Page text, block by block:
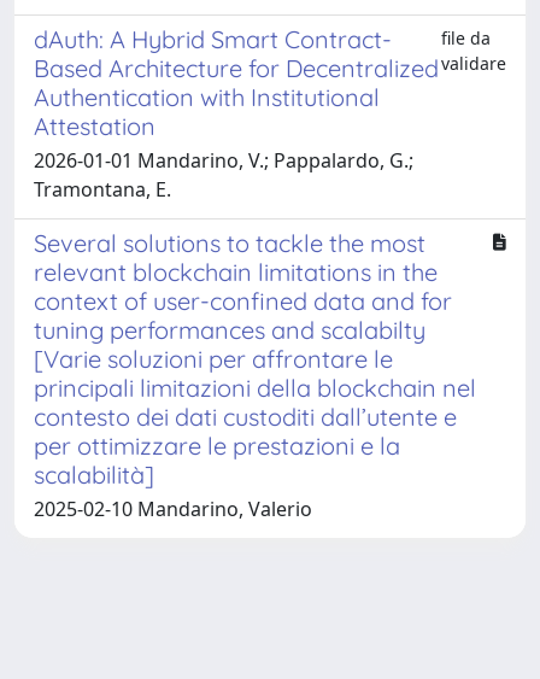
dAuth: A Hybrid Smart Contract-
Based Architecture for Decentralized
Authentication with Institutional
Attestation
file da
validare
2026-01-01 Mandarino, V.; Pappalardo, G.;
Tramontana, E.
Several solutions to tackle the most
relevant blockchain limitations in the
context of user-confined data and for
tuning performances and scalabilty
[Varie soluzioni per affrontare le
principali limitazioni della blockchain nel
contesto dei dati custoditi dall’utente e
per ottimizzare le prestazioni e la
scalabilità]
2025-02-10 Mandarino, Valerio